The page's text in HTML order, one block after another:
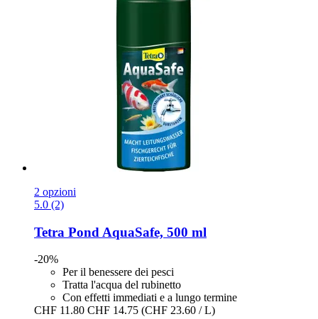
2 opzioni
5.0 (2)
Tetra Pond AquaSafe, 500 ml
-20%
Per il benessere dei pesci
Tratta l'acqua del rubinetto
Con effetti immediati e a lungo termine
CHF 11.80 CHF 14.75 (CHF 23.60 / L)